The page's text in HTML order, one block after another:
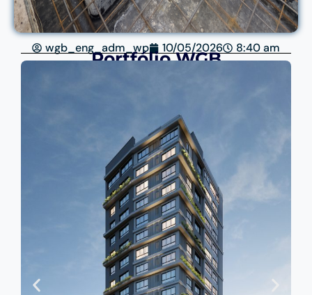
wgb_eng_adm_wp 10/05/2026 8:40 am
Portfólio WGB